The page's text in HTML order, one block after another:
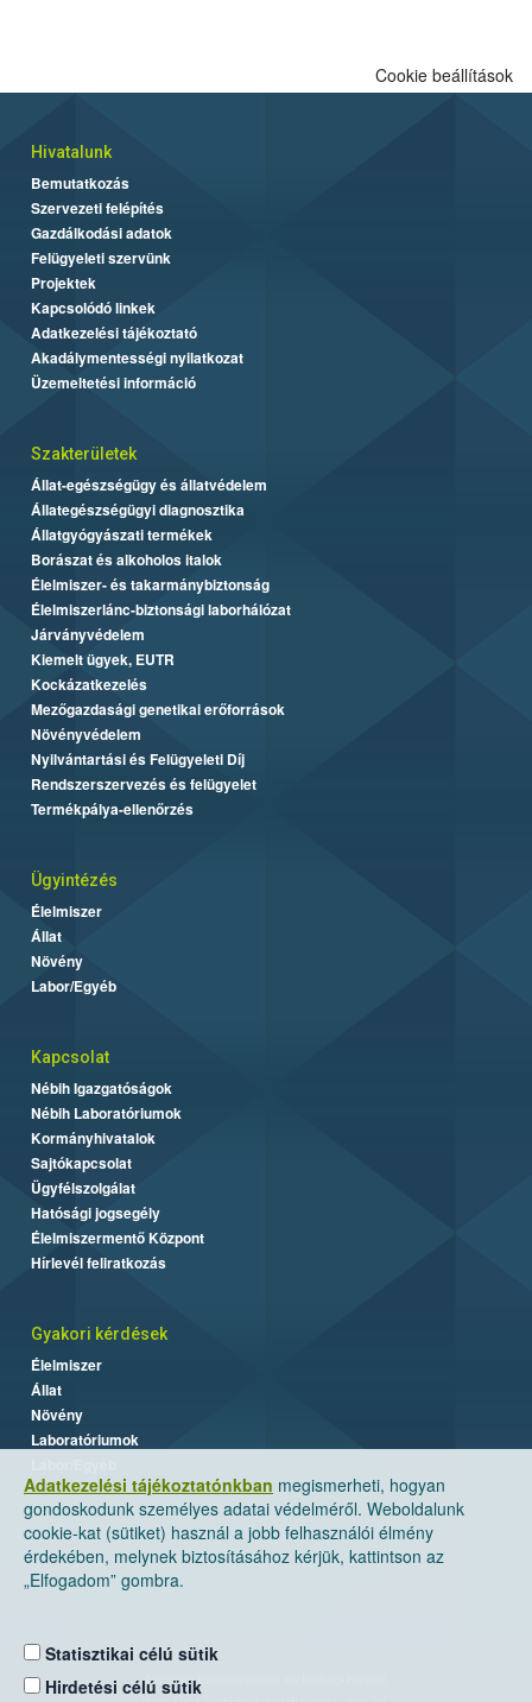
Adatkezelési tájékoztatónkban megismerheti, hogyan
gondoskodunk személyes adatai védelméről. Weboldalunk
cookie-kat (sütiket) használ a jobb felhasználói élmény
érdekében, melynek biztosításához kérjük, kattintson az
„Elfogadom” gombra.
Statisztikai célú sütik
Hirdetési célú sütik
Cookie beállítások
Hivatalunk
Bemutatkozás
Szervezeti felépítés
Gazdálkodási adatok
Felügyeleti szervünk
Projektek
Kapcsolódó linkek
Adatkezelési tájékoztató
Akadálymentességi nyilatkozat
Üzemeltetési információ
Szakterületek
Állat-egészségügy és állatvédelem
Állategészségügyi diagnosztika
Állatgyógyászati termékek
Borászat és alkoholos italok
Élelmiszer- és takarmánybiztonság
Élelmiszerlánc-biztonsági laborhálózat
Járványvédelem
Kiemelt ügyek, EUTR
Kockázatkezelés
Mezőgazdasági genetikai erőforrások
Növényvédelem
Nyilvántartási és Felügyeleti Díj
Rendszerszervezés és felügyelet
Termékpálya-ellenőrzés
Ügyintézés
Élelmiszer
Állat
Növény
Labor/Egyéb
Kapcsolat
Nébih Igazgatóságok
Nébih Laboratóriumok
Kormányhivatalok
Sajtókapcsolat
Ügyfélszolgálat
Hatósági jogsegély
Élelmiszermentő Központ
Hírlevél feliratkozás
Gyakori kérdések
Élelmiszer
Állat
Növény
Laboratóriumok
Nemzeti Élelmiszerlánc-biztonsági Hivatal